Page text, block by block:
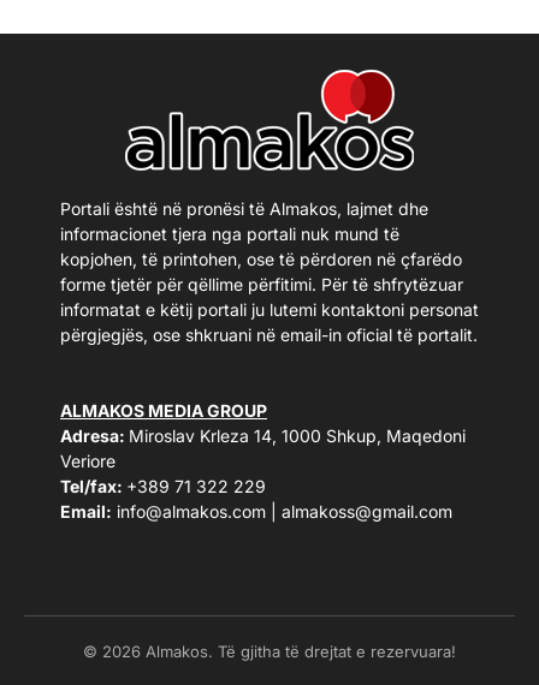
Portali është në pronësi të Almakos, lajmet dhe
informacionet tjera nga portali nuk mund të
kopjohen, të printohen, ose të përdoren në çfarëdo
forme tjetër për qëllime përfitimi. Për të shfrytëzuar
informatat e këtij portali ju lutemi kontaktoni personat
përgjegjës, ose shkruani në email-in oficial të portalit.
ALMAKOS MEDIA GROUP
Adresa: Miroslav Krleza 14, 1000 Shkup, Maqedoni
Veriore
Tel/fax: +389 71 322 229
Email: info@almakos.com almakoss@gmail.com
© 2026 Almakos. Të gjitha të drejtat e rezervuara!